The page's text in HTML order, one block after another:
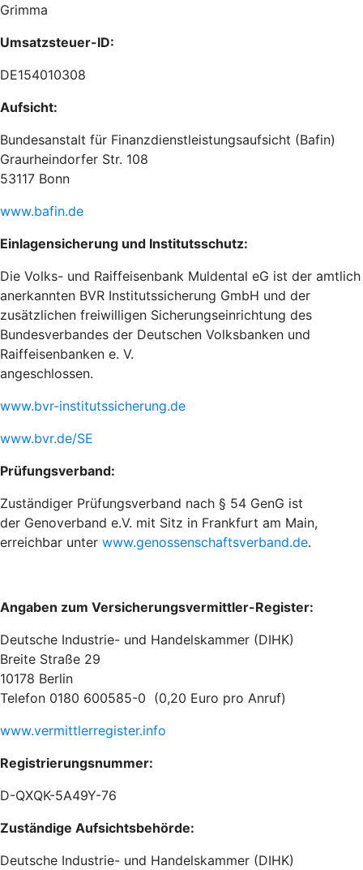
Grimma
Umsatzsteuer-ID:
DE154010308
Aufsicht:
Bundesanstalt für Finanzdienstleistungsaufsicht (Bafin)
Graurheindorfer Str. 108
53117 Bonn
www.bafin.de
Einlagensicherung und Institutsschutz:
Die Volks- und Raiffeisenbank Muldental eG ist der amtlich
anerkannten BVR Institutssicherung GmbH und der
zusätzlichen freiwilligen Sicherungseinrichtung des
Bundesverbandes der Deutschen Volksbanken und
Raiffeisenbanken e. V.
angeschlossen.
www.bvr-institutssicherung.de
www.bvr.de/SE
Prüfungsverband:
Zuständiger Prüfungsverband nach § 54 GenG ist
der Genoverband e.V. mit Sitz in Frankfurt am Main,
erreichbar unter www.genossenschaftsverband.de.
Angaben zum Versicherungsvermittler-Register:
Deutsche Industrie- und Handelskammer (DIHK)
Breite Straße 29
10178 Berlin
Telefon 0180 600585-0 (0,20 Euro pro Anruf)
www.vermittlerregister.info
Registrierungsnummer:
D-QXQK-5A49Y-76
Zuständige Aufsichtsbehörde:
Deutsche Industrie- und Handelskammer (DIHK)